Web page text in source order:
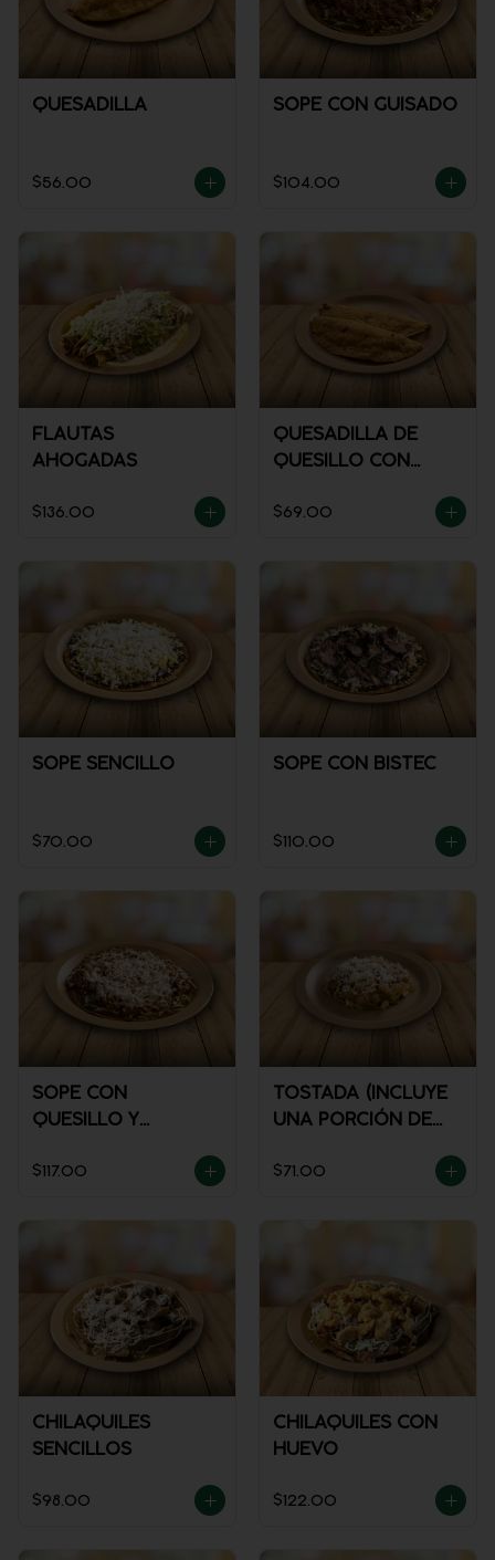
QUESADILLA
$56.00
SOPE CON GUISADO
$104.00
FLAUTAS
AHOGADAS
$136.00
QUESADILLA DE
QUESILLO CON
$69.00
SOPE SENCILLO
$70.00
SOPE CON BISTEC
$110.00
SOPE CON
QUESILLO Y
$117.00
TOSTADA (INCLUYE
UNA PORCIÓN DE
$71.00
CHILAQUILES
SENCILLOS
$98.00
CHILAQUILES CON
HUEVO
$122.00